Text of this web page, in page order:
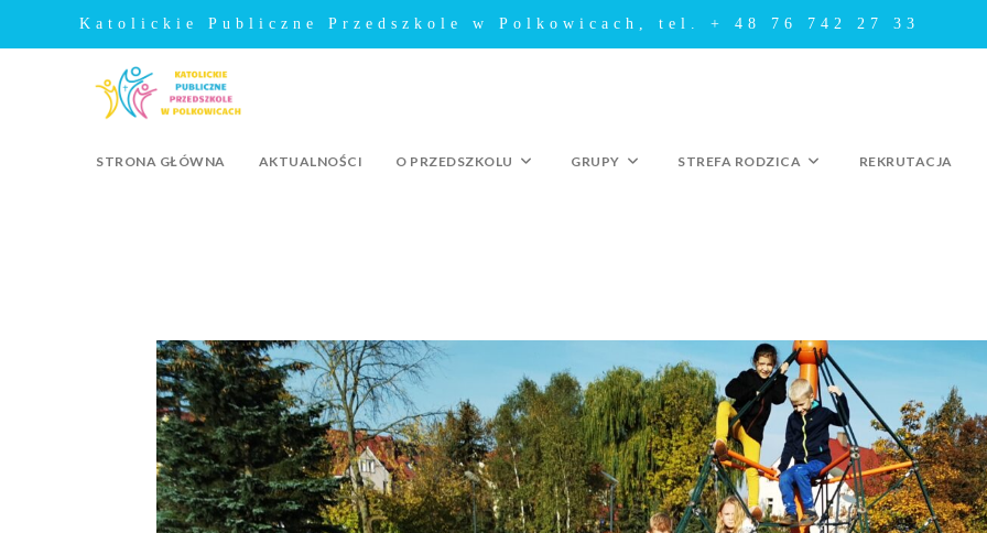
Katolickie Publiczne Przedszkole w Polkowicach, tel. + 48 76 742 27 33
STRONA GŁÓWNA AKTUALNOŚCI O PRZEDSZKOLU GRUPY STREFA RODZICA REKRUTACJA